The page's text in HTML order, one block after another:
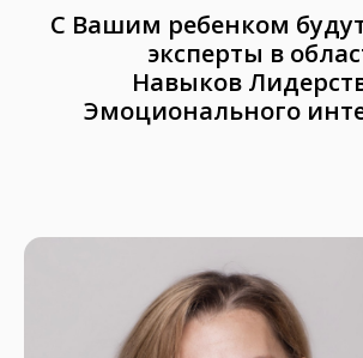
С Вашим ребенком
эксперты в
Навыков
Эмоционального